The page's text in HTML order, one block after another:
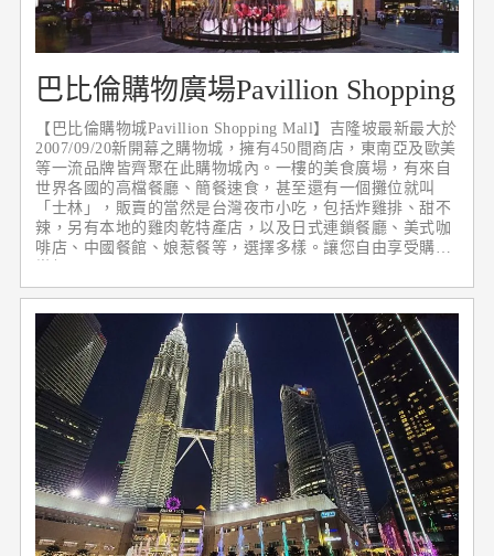
巴比倫購物廣場Pavillion Shopping
Mall
【巴比倫購物城Pavillion Shopping Mall】吉隆坡最新最大於
2007/09/20新開幕之購物城，擁有450間商店，東南亞及歐美
等一流品牌皆齊聚在此購物城內。一樓的美食廣場，有來自
世界各國的高檔餐廳、簡餐速食，甚至還有一個攤位就叫
「士林」，販賣的當然是台灣夜市小吃，包括炸雞排、甜不
辣，另有本地的雞肉乾特產店，以及日式連鎖餐廳、美式咖
啡店、中國餐館、娘惹餐等，選擇多樣。讓您自由享受購物